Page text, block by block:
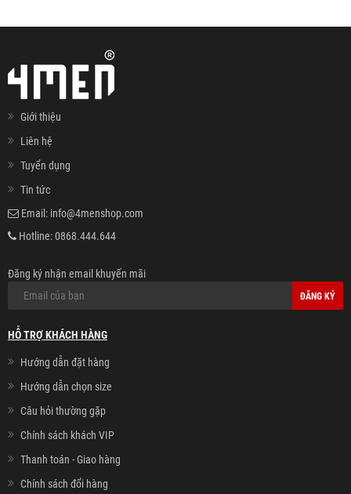
Giới thiệu
Liên hệ
Tuyển dụng
Tin tức
Email: info@4menshop.com
Hotline:0868.444.644
Đăng ký nhận email khuyến mãi
ĐĂNG KÝ
HỖ TRỢ KHÁCH HÀNG
Hướng dẫn đặt hàng
Hướng dẫn chọn size
Câu hỏi thường gặp
Chính sách khách VIP
Thanh toán - Giao hàng
Chính sách đổi hàng